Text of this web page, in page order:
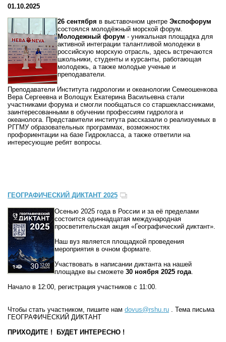
01.10.2025
26 сентября в выставочном центре Экспофорум
состоялся молодёжный морской форум.
Молодежный форум - уникальная площадка для
активной интеграции талантливой молодежи в
российскую морскую отрасль, здесь встречаются
школьники, студенты и курсанты, работающая
молодежь, а также молодые ученые и
преподаватели.
Преподаватели Института гидрологии и океанологии Семеошенкова
Вера Сергеевна и Волощук Екатерина Васильевна стали
участниками форума и смогли пообщаться со старшеклассниками,
заинтересованными в обучении профессиям гидролога и
океанолога. Представители института рассказали о реализуемых в
РГГМУ образовательных программах, возможностях
профориентации на базе Гидрокласса, а также ответили на
интересующие ребят вопросы.
ГЕОГРАФИЧЕСКИЙ ДИКТАНТ 2025
Осенью 2025 года в России и за её пределами
состоится одиннадцатая международная
просветительская акция «Географический диктант».
Наш вуз является площадкой проведения
мероприятия в очном формате.
Участвовать в написании диктанта на нашей
площадке вы сможете 30 ноября 2025 года
Начало в 12:00, регистрация участников с 11:00.
Чтобы стать участником, пишите нам dovus@rshu.ru . Тема письма
ГЕОГРАФИЧЕСКИЙ ДИКТАНТ
ПРИХОДИТЕ ! БУДЕТ ИНТЕРЕСНО !